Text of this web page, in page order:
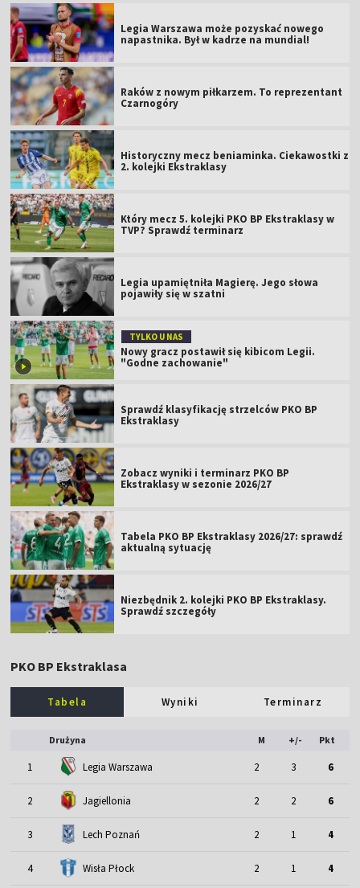
Legia Warszawa może pozyskać nowego
napastnika. Był w kadrze na mundial!
Raków z nowym piłkarzem. To reprezentant
Czarnogóry
Historyczny mecz beniaminka. Ciekawostki z
2. kolejki Ekstraklasy
Który mecz 5. kolejki PKO BP Ekstraklasy w
TVP? Sprawdź terminarz
Legia upamiętniła Magierę. Jego słowa
pojawiły się w szatni
TYLKO U NAS
Nowy gracz postawił się kibicom Legii.
"Godne zachowanie"
Sprawdź klasyfikację strzelców PKO BP
Ekstraklasy
Zobacz wyniki i terminarz PKO BP
Ekstraklasy w sezonie 2026/27
Tabela PKO BP Ekstraklasy 2026/27: sprawdź
aktualną sytuację
Niezbędnik 2. kolejki PKO BP Ekstraklasy.
Sprawdź szczegóły
PKO BP Ekstraklasa
Tabela Wyniki Terminarz
Drużyna M +/- Pkt
1 Legia Warszawa 2 3 6
2 Jagiellonia 2 2 6
3 Lech Poznań 2 1 4
4 Wisła Płock 2 1 4